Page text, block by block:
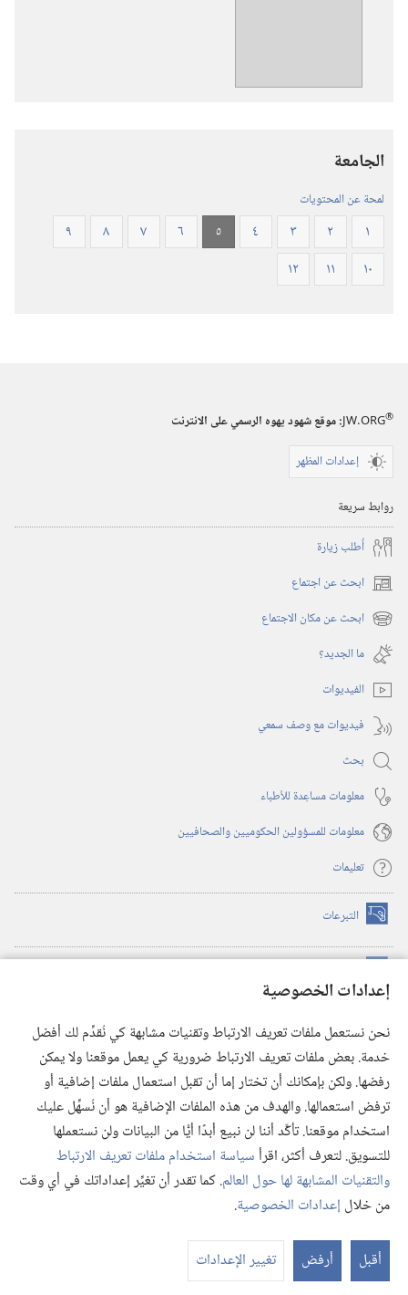
إعدادات الخصوصية
نحن نستعمل ملفات تعريف الارتباط وتقنيات مشابهة كي نُقدِّم لك أفضل
خدمة. بعض ملفات تعريف الارتباط ضرورية كي يعمل موقعنا ولا يمكن
رفضها. ولكن بإمكانك أن تختار إما أن تقبل استعمال ملفات إضافية أو
ترفض استعمالها. والهدف من هذه الملفات الإضافية هو أن نُسهِّل عليك
استخدام موقعنا. تأكَّد أننا لن نبيع أبدًا أيًّا من البيانات ولن نستعملها
للتسويق. لتعرف أكثر، اقرأسياسة استخدام ملفات تعريف الارتباط
والتقنيات المشابهة لها حول العالم. كما تقدر أن تغيِّر إعداداتك في أي وقت
من خلال إعدادات الخصوصية.
أقبل أرفض تغيير الإعدادات
٢٠١٩)‏
الجامعة
لمحة عن المحتويات
١ ٢ ٣ ٤ ٥ ٦ ٧ ٨
٩
١٠
١١ ١٢
JW.ORG®
:‏ موقع شهود يهوه الرسمي على الانترنت
إعدادات المظهر
روابط سريعة
أُطلب زيارة
ابحث عن اجتماع (يفتح
نافذة ابحث عن مكان الاجتماع (يفتح
نافذة
جديدة)
ما الجديد؟‏
الفيديوات
فيديوات مع وصف سمعي
بحث
معلومات مساعِدة للأطباء
معلومات للمسؤولين الحكوميين والصحافيين
تعليمات
التبرعات (يفتح
نافذة
(يفتح
نافذة
(يفتح
نافذة
جديدة) تطبيق ®
JW Library
مكتبة برج المراقبة
© 2026 .Watch Tower Bible and Tract Society of Pennsylvania